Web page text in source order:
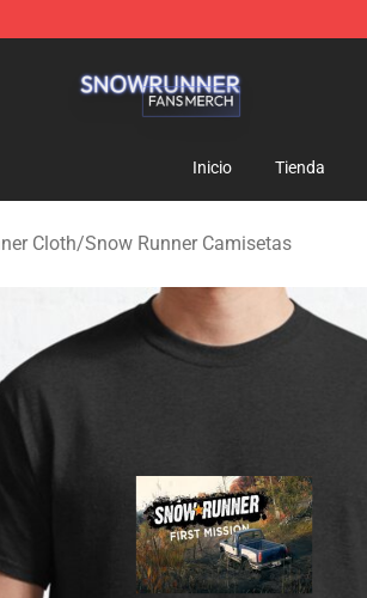
Inicio Tienda
Cloth/Snow Runner Camisetas